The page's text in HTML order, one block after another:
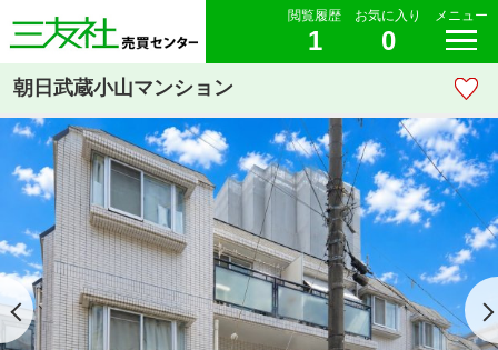
閲覧履歴
1
お気に入り
0
メニュー
朝日武蔵小山マンション